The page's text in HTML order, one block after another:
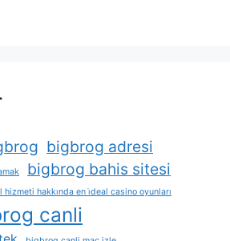
bigbrog adresi
bigbrog bahis sitesi
hakkında en i̇deal casino oyunları
canli